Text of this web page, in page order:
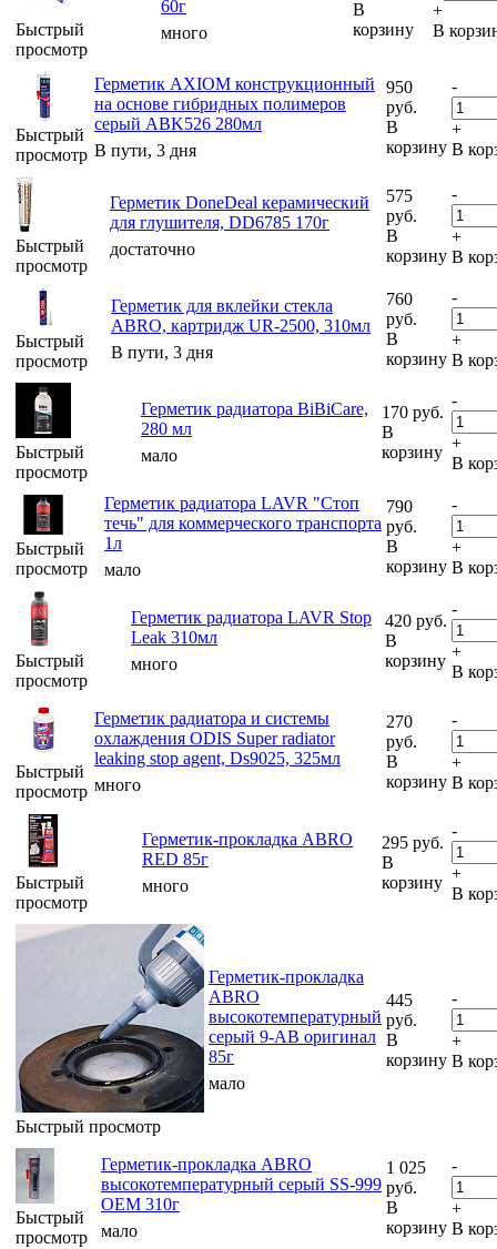
Быстрый
просмотр
60г
много
В
корзину
+
В
Быстрый
просмотр
Герметик AXIOM конструкционный
на основе гибридных полимеров
серый ABK526 280мл
В пути, 3 дня
950
руб.
В
корзину
-
+
В
Быстрый
просмотр
Герметик DoneDeal керамический
для глушителя, DD6785 170г
достаточно
575
руб.
В
корзину
-
+
В
Быстрый
просмотр
Герметик для вклейки стекла
ABRO, картридж UR-2500, 310мл
В пути, 3 дня
760
руб.
В
корзину
-
+
В
Быстрый
просмотр
Герметик радиатора BiBiCare,
280 мл
мало
170 руб.
В
корзину
-
+
В
Быстрый
просмотр
Герметик радиатора LAVR "Стоп
течь" для коммерческого транспорта
1л
мало
790
руб.
В
корзину
-
+
В
Быстрый
просмотр
Герметик радиатора LAVR Stop
Leak 310мл
много
420 руб.
В
корзину
-
+
В
Быстрый
просмотр
Герметик радиатора и системы
охлаждения ODIS Super radiator
leaking stop agent, Ds9025, 325мл
много
270
руб.
В
корзину
-
+
В
Быстрый
просмотр
Герметик-прокладка ABRO
RED 85г
много
295 руб.
В
корзину
-
+
В
Быстрый просмотр
Герметик-прокладка
ABRO
высокотемпературный
серый 9-AB оригинал
85г
мало
445
руб.
В
корзину
-
+
В
Быстрый
просмотр
Герметик-прокладка ABRO
высокотемпературный серый SS-999
OEM 310г
мало
1 025
руб.
В
корзину
-
+
В